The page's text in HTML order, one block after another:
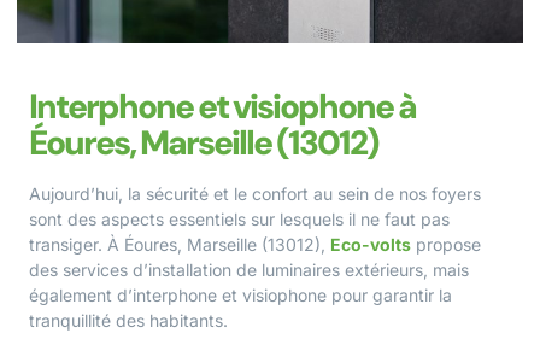
Interphone et visiophone à
Éoures, Marseille (13012)
Aujourd’hui, la sécurité et le confort au sein de nos foyers
sont des aspects essentiels sur lesquels il ne faut pas
transiger. À Éoures, Marseille (13012), Eco-volts propose
des services d’installation de luminaires extérieurs, mais
également d’interphone et visiophone pour garantir la
tranquillité des habitants.